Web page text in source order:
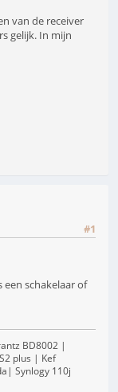
van de receiver
gelijk. In mijn
#1
een schakelaar of
BD8002 |
plus | Kef
Synlogy 110j